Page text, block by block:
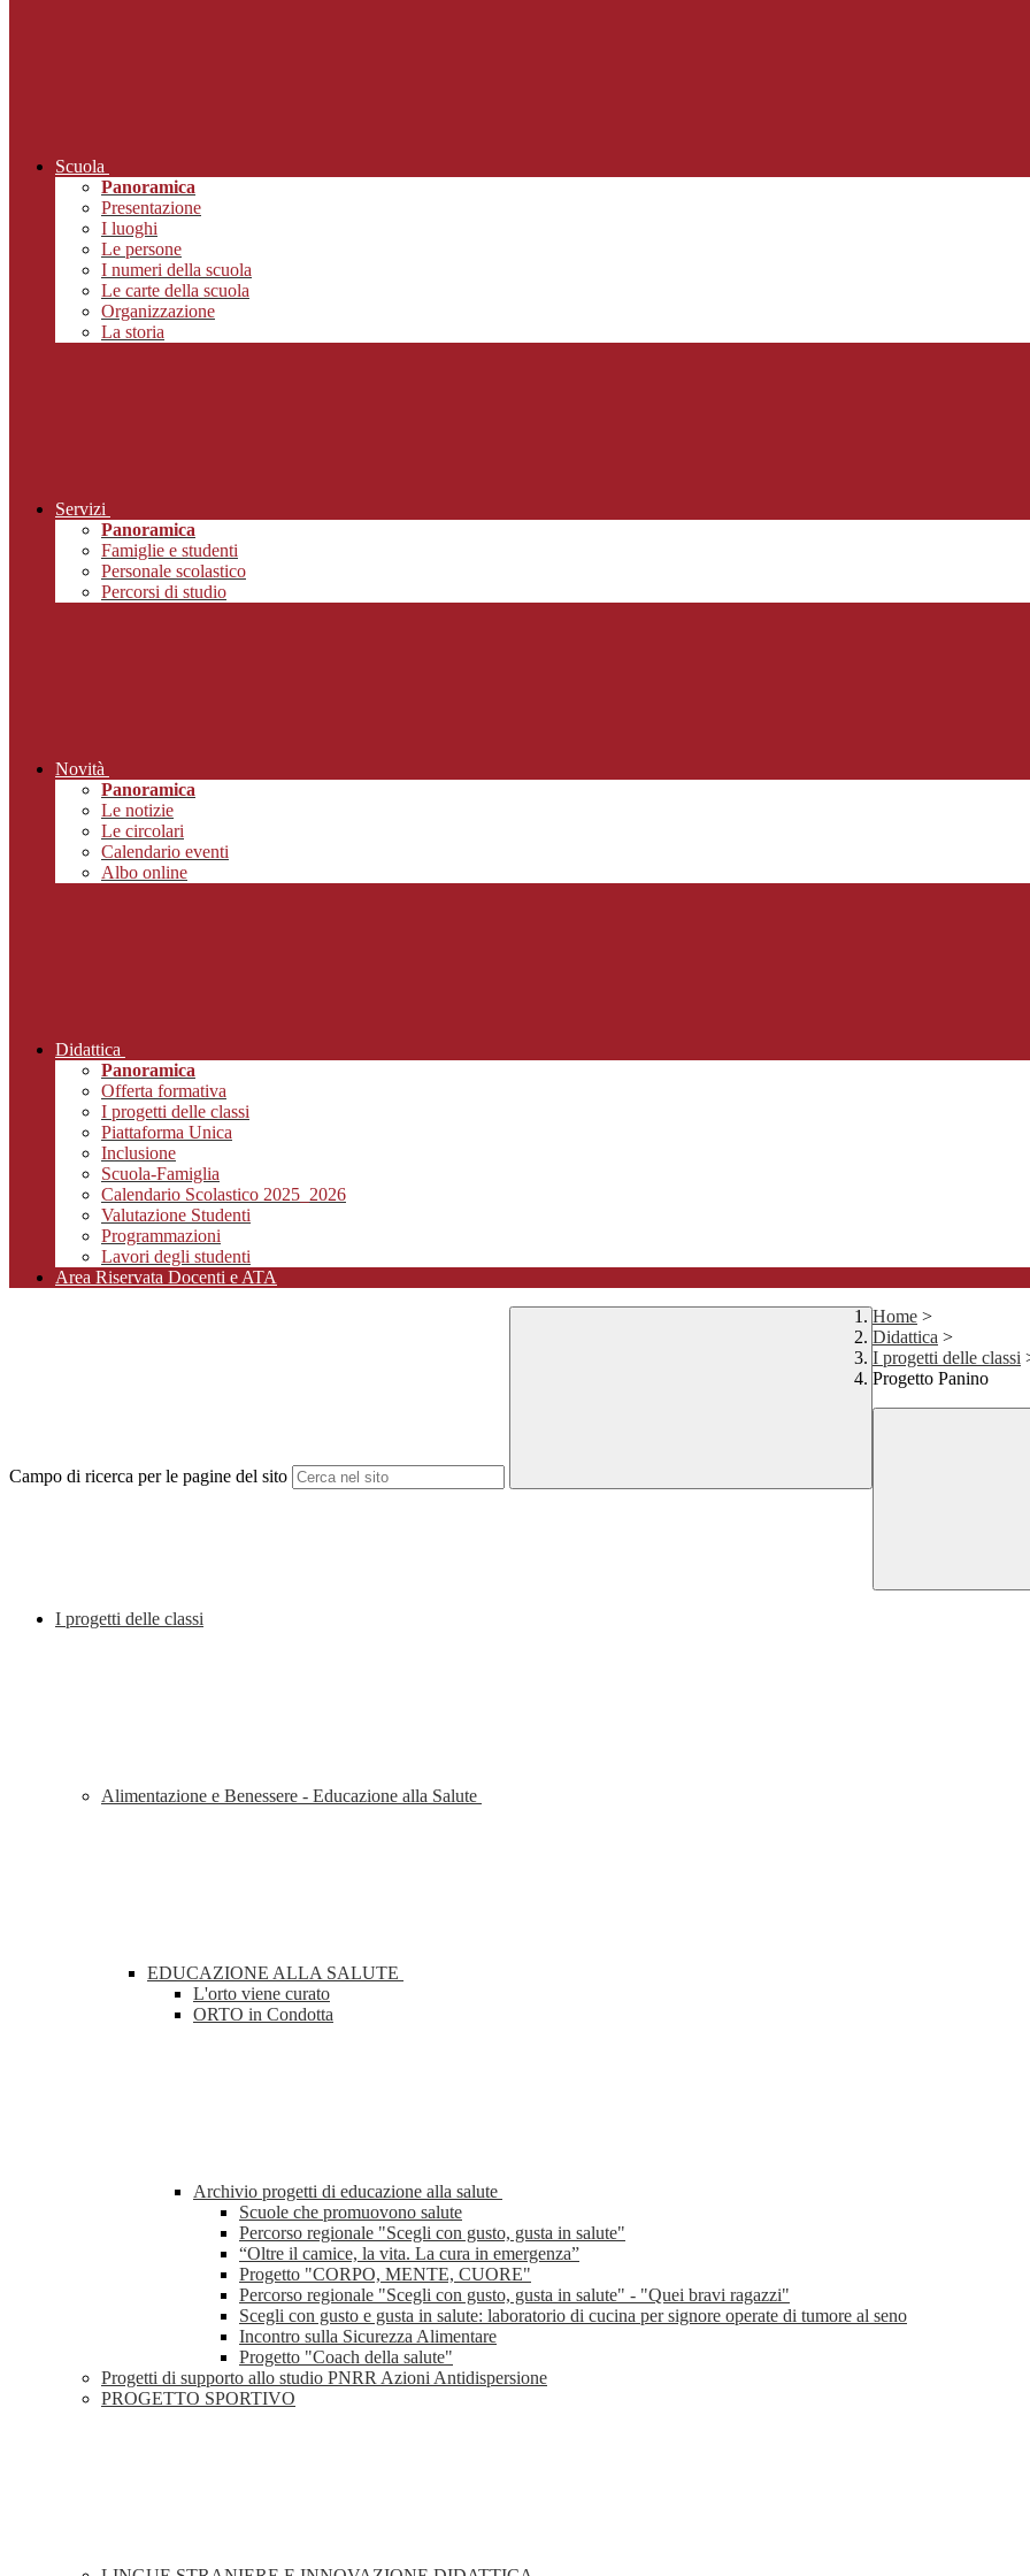
Scuola
Panoramica
Presentazione
I luoghi
Le persone
I numeri della scuola
Le carte della scuola
Organizzazione
La storia
Servizi
Panoramica
Famiglie e studenti
Personale scolastico
Percorsi di studio
Novità
Panoramica
Le notizie
Le circolari
Calendario eventi
Albo online
Didattica
Panoramica
Offerta formativa
I progetti delle classi
Piattaforma Unica
Inclusione
Scuola-Famiglia
Calendario Scolastico 2025_2026
Valutazione Studenti
Programmazioni
Lavori degli studenti
Area Riservata Docenti e ATA
Campo di ricerca per le pagine del sito
Home >
Didattica >
I progetti delle classi
Progetto Panino
I progetti delle classi
Alimentazione e Benessere - Educazione alla Salute
EDUCAZIONE ALLA SALUTE
L'orto viene curato
ORTO in Condotta
Archivio progetti di educazione alla salute
Scuole che promuovono salute
Percorso regionale "Scegli con gusto, gusta in salute"
“Oltre il camice, la vita. La cura in emergenza”
Progetto "CORPO, MENTE, CUORE"
Percorso regionale "Scegli con gusto, gusta in salute" - "Quei bravi ragazzi"
Scegli con gusto e gusta in salute: laboratorio di cucina per signore operate di tumore al seno
Incontro sulla Sicurezza Alimentare
Progetto "Coach della salute"
Progetti di supporto allo studio PNRR Azioni Antidispersione
PROGETTO SPORTIVO